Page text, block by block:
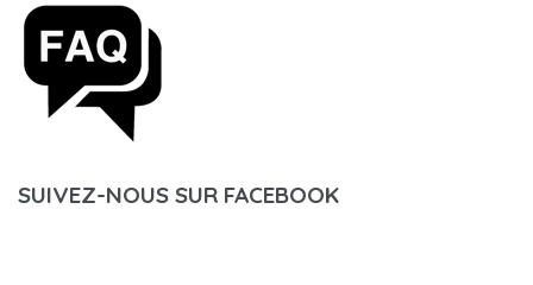
SUIVEZ-NOUS SUR FACEBOOK